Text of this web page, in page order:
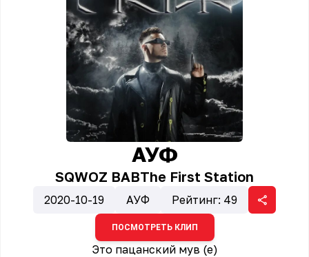
АУФ
SQWOZ BABThe First Station
2020-10-19 АУФ Рейтинг: 49
ПОСМОТРЕТЬ КЛИП
Это пацанский мув (е)